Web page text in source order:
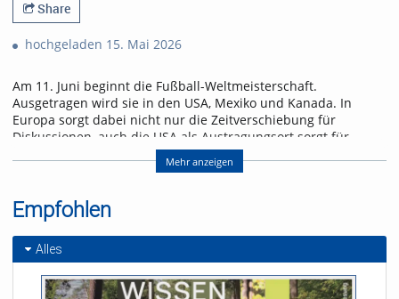
Share
hochgeladen 15. Mai 2026
Am 11. Juni beginnt die Fußball-Weltmeisterschaft.
Ausgetragen wird sie in den USA, Mexiko und Kanada. In
Europa sorgt dabei nicht nur die Zeitverschiebung für
Diskussionen, auch die USA als Austragungsort sorgt für
Gesprächsstoff. Wird dieses Riesen-Turnier ein
Sommermärchen oder ein Eigentor?
Die WM 2026 steht kurz vorm Anpfiff – wie groß ist die
Fußballbegeisterung in Freiburg? uniCROSS hat sich
Turnier komplett egal?
Mehr anzeigen
Empfohlen
Alles